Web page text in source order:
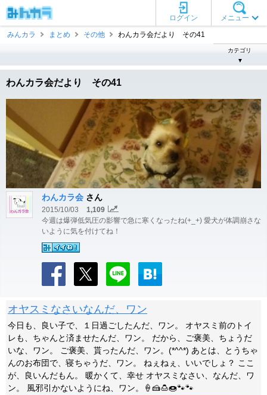
メニュー
ログイン
みんカラ
まとめ その他 わんカラ会だより その41
カテゴリ
▼
わんカラ会だより その41
わんカラ会 さん
2015/10/03
1,109
今週は爆弾低気圧の影響で急に寒くなったね(+_+) 愛犬が体調崩さな
いように気を付けてね！
オヤスミなさいなんだ、ワン
今日も、良い子で、１日過ごしたんだ、ワン。 オヤスミ前のトイ
レも、ちゃんと済ませたんだ、ワン。 だから、ご褒美、ちょうだ
いな、ワン。 ご褒美、貰ったんだ、ワン。(*^^*) あとは、とうちゃ
んのお布団で、寝ちゃうだ、ワン。 ねぇねぇ、いいでしょ？ ここ
が、良いんだもん。 暖かくて、幸せ オヤスミなさい、なんだ、ワ
ン。 風邪引かないようにね、ワン。🍦🍰🍮🍩🐾🐾